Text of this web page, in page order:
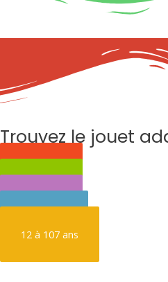
Trouvez le jouet
12 à 107 ans